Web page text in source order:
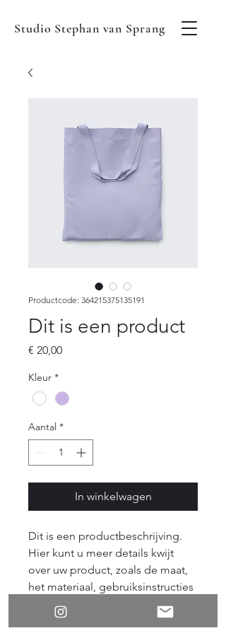
Studio Stephan van Sprang
Productcode: 364215375135191
Dit is een product
€ 20,00Prijs
Kleur *
Aantal *
In winkelwagen
Dit is een productbeschrijving.
Hier kunt u meer details kwijt
over uw product, zoals de maat,
het materiaal, gebruiksinstructies
enzovoort.